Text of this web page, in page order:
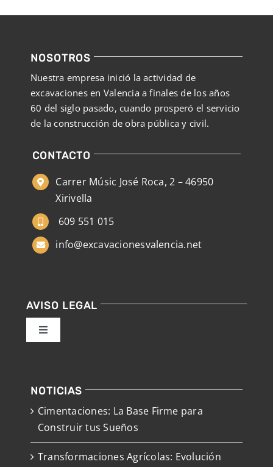
NOSOTROS
Nuestra empresa inició la actividad de
excavaciones en Valencia a finales de los años
60 del siglo pasado, cuando prosperó el servicio
de la construcción de obra pública y civil.
CONTACTO
Carrer Músic José Roca, 2 – 46950
Xirivella
609 551 015
info@excavacionesvalencia.net
AVISO LEGAL
Toggle
Ley de cookies
NOTICIAS
Cimentaciones: La Base Firme para
Construir tus Sueños
Transformaciones Agrícolas: Evolución